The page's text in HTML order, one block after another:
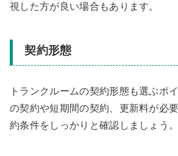
視した方が良い場合もあります。
契約形態
トランクルームの契約形態も選ぶポ
の契約や短期間の契約、更新料が必
約条件をしっかりと確認しましょう。